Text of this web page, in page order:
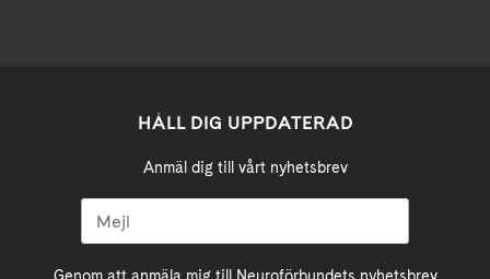
HÅLL DIG UPPDATERAD
Anmäl dig till vårt nyhetsbrev